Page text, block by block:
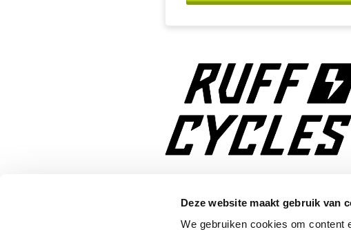
Deze website maakt gebruik van
We gebruiken cookies om content